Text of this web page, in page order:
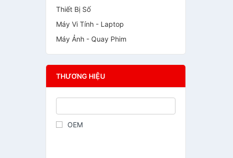
Thiết Bị Số
Máy Vi Tính - Laptop
Máy Ảnh - Quay Phim
THƯƠNG HIỆU
OEM